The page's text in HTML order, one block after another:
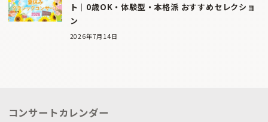
ト｜0歳OK・体験型・本格派 おすすめセレクショ
ン
2026年7月14日
コンサートカレンダー